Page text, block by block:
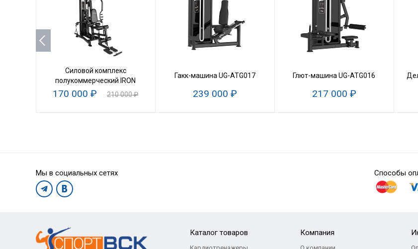
Силовой комплекс
полукоммерческий IRON
170 000 ₽ 210 000 ₽
Гакк-машина UG-ATG017
239 000 ₽
Глют-машина UG-ATG016
217 000 ₽
Мы в социальных сетях Способы
Каталог товаров Компания